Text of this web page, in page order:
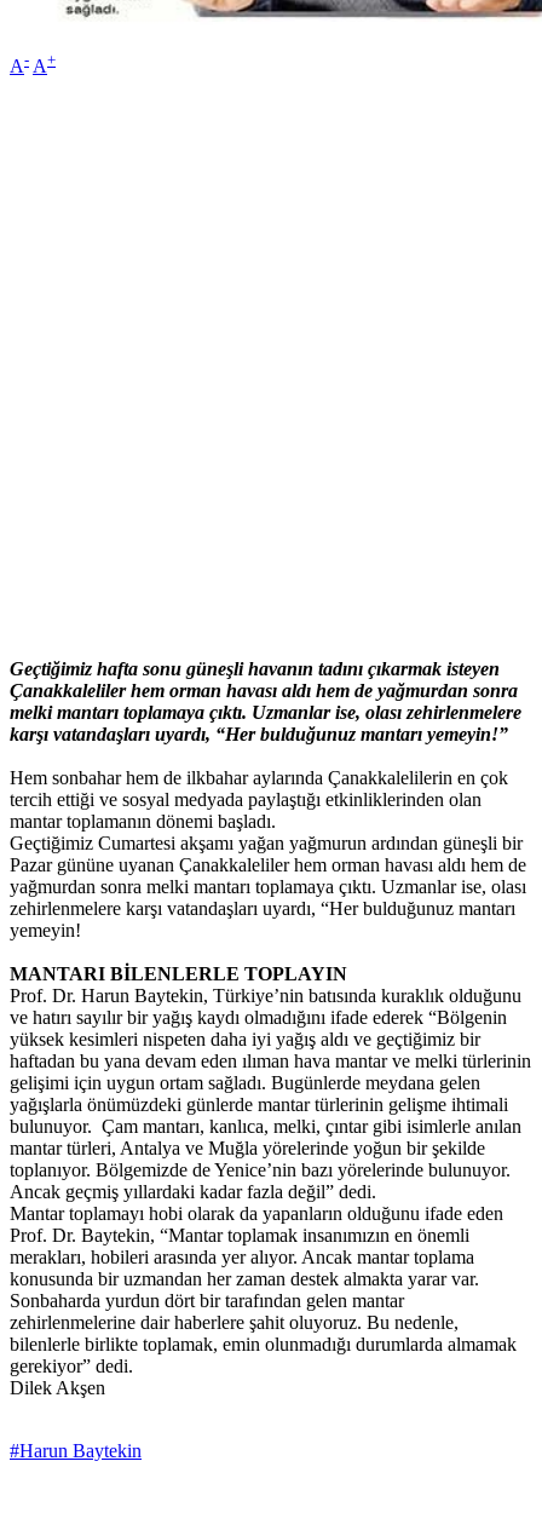
A- A+
Geçtiğimiz hafta sonu güneşli havanın tadını çıkarmak isteyen
Çanakkaleliler hem orman havası aldı hem de yağmurdan sonra
melki mantarı toplamaya çıktı. Uzmanlar ise, olası zehirlenmelere
karşı vatandaşları uyardı, “Her bulduğunuz mantarı yemeyin!”
Hem sonbahar hem de ilkbahar aylarında Çanakkalelilerin en çok
tercih ettiği ve sosyal medyada paylaştığı etkinliklerinden olan
mantar toplamanın dönemi başladı.
Geçtiğimiz Cumartesi akşamı yağan yağmurun ardından güneşli bir
Pazar gününe uyanan Çanakkaleliler hem orman havası aldı hem de
yağmurdan sonra melki mantarı toplamaya çıktı. Uzmanlar ise, olası
zehirlenmelere karşı vatandaşları uyardı, “Her bulduğunuz mantarı
yemeyin!
MANTARI BİLENLERLE TOPLAYIN
Prof. Dr. Harun Baytekin, Türkiye’nin batısında kuraklık olduğunu
ve hatırı sayılır bir yağış kaydı olmadığını ifade ederek “Bölgenin
yüksek kesimleri nispeten daha iyi yağış aldı ve geçtiğimiz bir
haftadan bu yana devam eden ılıman hava mantar ve melki türlerinin
gelişimi için uygun ortam sağladı. Bugünlerde meydana gelen
yağışlarla önümüzdeki günlerde mantar türlerinin gelişme ihtimali
bulunuyor. Çam mantarı, kanlıca, melki, çıntar gibi isimlerle anılan
mantar türleri, Antalya ve Muğla yörelerinde yoğun bir şekilde
toplanıyor. Bölgemizde de Yenice’nin bazı yörelerinde bulunuyor.
Ancak geçmiş yıllardaki kadar fazla değil” dedi.
Mantar toplamayı hobi olarak da yapanların olduğunu ifade eden
Prof. Dr. Baytekin, “Mantar toplamak insanımızın en önemli
merakları, hobileri arasında yer alıyor. Ancak mantar toplama
konusunda bir uzmandan her zaman destek almakta yarar var.
Sonbaharda yurdun dört bir tarafından gelen mantar
zehirlenmelerine dair haberlere şahit oluyoruz. Bu nedenle,
bilenlerle birlikte toplamak, emin olunmadığı durumlarda almamak
gerekiyor” dedi.
Dilek Akşen
#Harun Baytekin